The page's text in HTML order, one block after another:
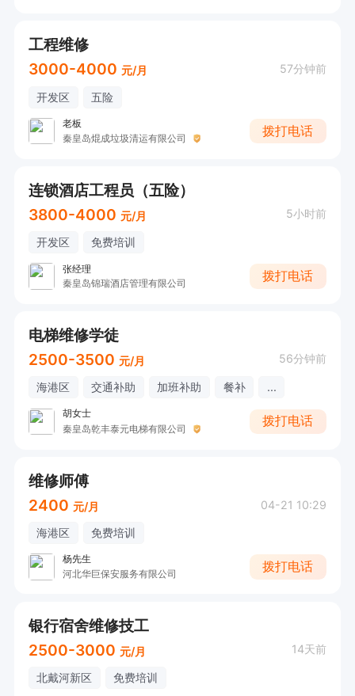
工程维修
3000-4000 元/月 57分钟前
开发区 五险
老板
秦皇岛焜成垃圾清运有限公司
拨打电话
连锁酒店工程员（五险）
3800-4000 元/月 5小时前
开发区 免费培训
张经理
秦皇岛锦瑞酒店管理有限公司
拨打电话
电梯维修学徒
2500-3500 元/月 56分钟前
海港区 交通补助 加班补助 餐补 ...
胡女士
秦皇岛乾丰泰元电梯有限公司
拨打电话
维修师傅
2400 元/月 04-21 10:29
海港区 免费培训
杨先生
河北华巨保安服务有限公司
拨打电话
银行宿舍维修技工
2500-3000 元/月 14天前
北戴河新区 免费培训